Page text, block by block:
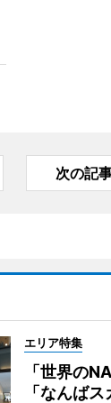
次の記
エリア特集
「世界の
「なんば